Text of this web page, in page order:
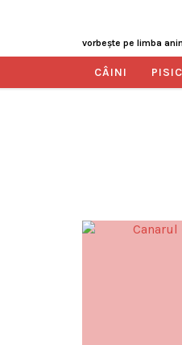
vorbeşte pe limba
CÂINI